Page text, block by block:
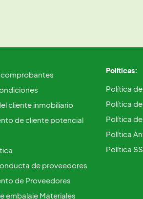
cliente inmobiliario
de cliente potencial
de proveedores
de Proveedores
embalaje Materiales
Políticas:
Política
Política
Política
Política
Política